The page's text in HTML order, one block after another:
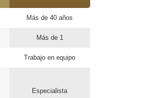
Más de 40 años
Más de 1
Trabajo en equipo
Especialista